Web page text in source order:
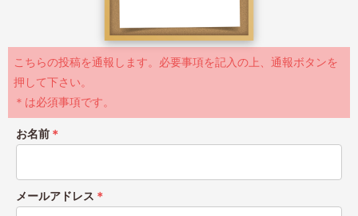
こちらの投稿を通報します。必要事項を記入の上、通報ボタンを
押して下さい。
＊は必須事項です。
お名前 ＊
メールアドレス ＊